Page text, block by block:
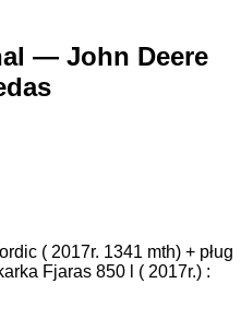
— John Deere
( 2017r. 1341 mth) + pług
Fjaras 850 l ( 2017r.) :